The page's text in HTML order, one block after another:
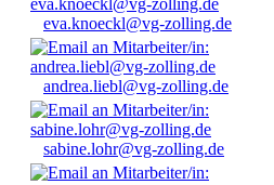
eva.knoeckl@vg-zolling.de
andrea.liebl@vg-zolling.de
sabine.lohr@vg-zolling.de